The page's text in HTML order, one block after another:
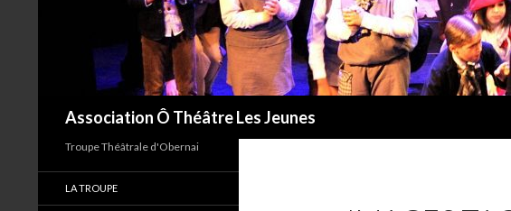
Association Ô Théâtre Les Jeunes
Troupe Théâtrale d'Obernai
LA TROUPE